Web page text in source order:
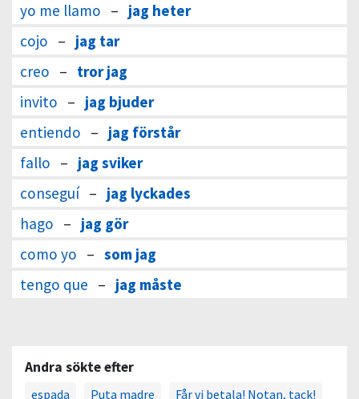
yo me llamo – jag heter
cojo – jag tar
creo – tror jag
invito – jag bjuder
entiendo – jag förstår
fallo – jag sviker
conseguí – jag lyckades
hago – jag gör
como yo – som jag
tengo que – jag måste
Andra sökte efter
espada Puta madre
Får vi betala! Notan, tack!